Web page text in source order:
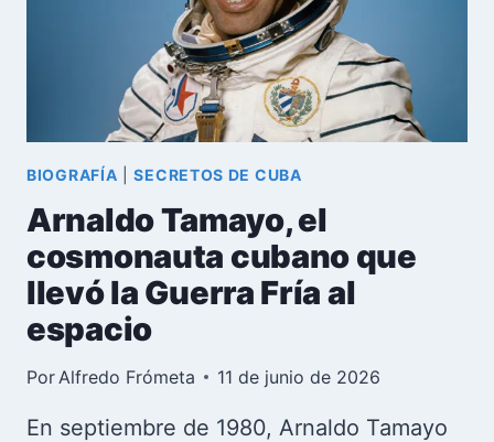
FIDEL
CASTRO
BIOGRAFÍA |SECRETOS DE CUBA
Arnaldo Tamayo, el
cosmonauta cubano que
llevó la Guerra Fría al
espacio
Por Alfredo Frómeta 11 de junio de 2026
En septiembre de 1980, Arnaldo Tamayo